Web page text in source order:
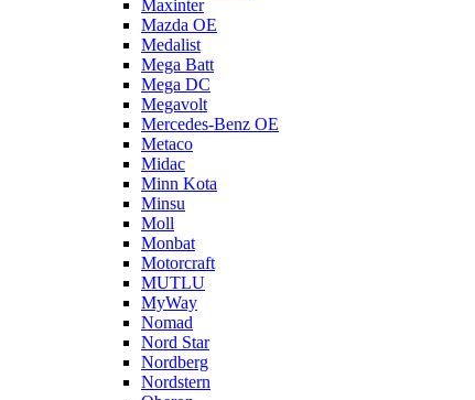
Maxinter
Mazda OE
Medalist
Mega Batt
Mega DC
Megavolt
Mercedes-Benz OE
Metaco
Midac
Minn Kota
Minsu
Moll
Monbat
Motorcraft
MUTLU
MyWay
Nomad
Nord Star
Nordberg
Nordstern